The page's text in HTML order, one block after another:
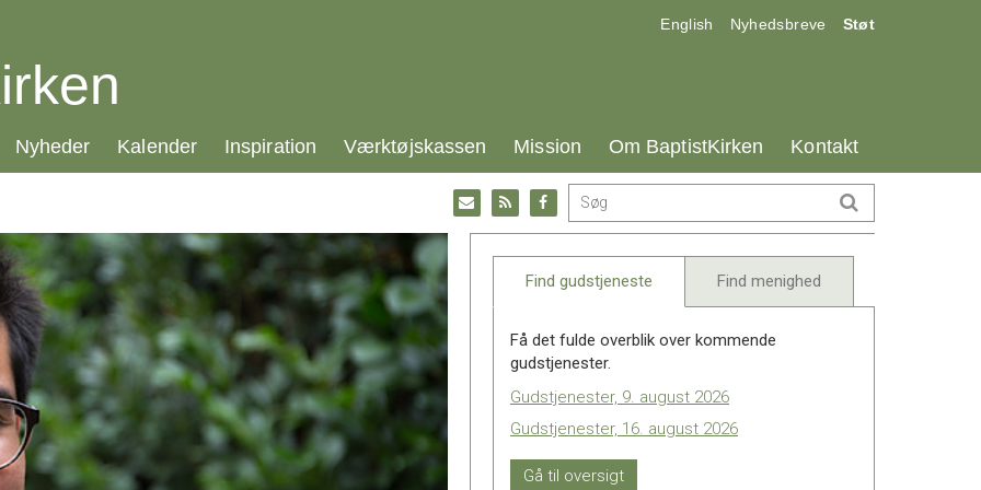
17.0:
English 18.0:
Nyhedsbreve 19.0:
Støt
21.0:
Nyheder 22.0:
Kalender 23.0:
Inspiration 24.0:
Værktøjskassen 25.0:
Mission 26.0:
Om BaptistKirken 27.0:
Kontakt
Gå
til:
Facebook
Gå
til:
RSS
feed
Gå
til:
Email
Find gudstjeneste Find menighed
Få det fulde overblik over kommende
gudstjenester.
Gudstjenester, 9. august 2026
Gudstjenester, 16. august 2026
Gå til oversigt